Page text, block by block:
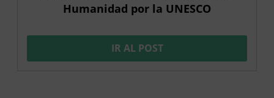
Humanidad por la UNESCO
IR AL POST